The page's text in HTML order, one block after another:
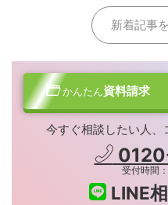
新着記事
かんたん資料請求
今すぐ相談したい人
受付時間
LINE